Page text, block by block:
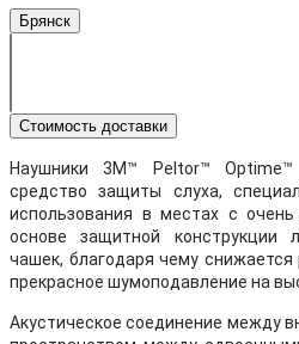
Брянск
Стоимость доставки
Наушники 3М™ Peltor™
средство защиты слуха,
использования в местах с
основе защитной конструкции
чашек, благодаря чему снижается
прекрасное шумоподавление на
Акустическое соединение между